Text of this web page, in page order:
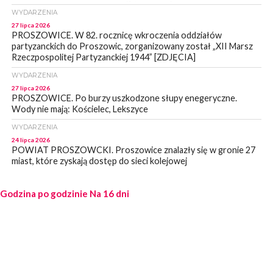
WYDARZENIA
27 lipca 2026
PROSZOWICE. W 82. rocznicę wkroczenia oddziałów
partyzanckich do Proszowic, zorganizowany został „XII Marsz
Rzeczpospolitej Partyzanckiej 1944” [ZDJĘCIA]
WYDARZENIA
27 lipca 2026
PROSZOWICE. Po burzy uszkodzone słupy enegeryczne.
Wody nie mają: Kościelec, Lekszyce
WYDARZENIA
24 lipca 2026
POWIAT PROSZOWCKI. Proszowice znalazły się w gronie 27
miast, które zyskają dostęp do sieci kolejowej
23 lipca 2026
POWIAT PROSZOWICE. Obchody Święta Policji w
Godzina po godzinie Na 16 dni